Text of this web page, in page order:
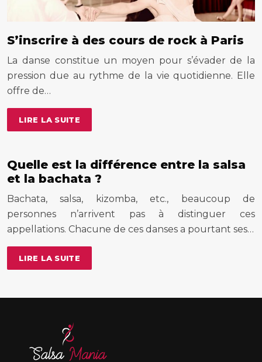
S’inscrire à des cours de rock à Paris
La danse constitue un moyen pour s’évader de la
pression due au rythme de la vie quotidienne. Elle
offre de…
LIRE LA SUITE
Quelle est la différence entre la salsa
et la bachata ?
Bachata, salsa, kizomba, etc., beaucoup de
personnes n’arrivent pas à distinguer ces
appellations. Chacune de ces danses a pourtant ses…
LIRE LA SUITE